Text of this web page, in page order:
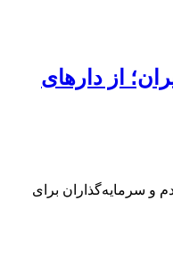
از دارهای
و سرمایه‌گذاران برای